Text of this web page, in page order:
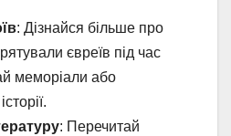
: Дізнайся більше про
рятували євреїв під час
меморіали або
: Перечитай